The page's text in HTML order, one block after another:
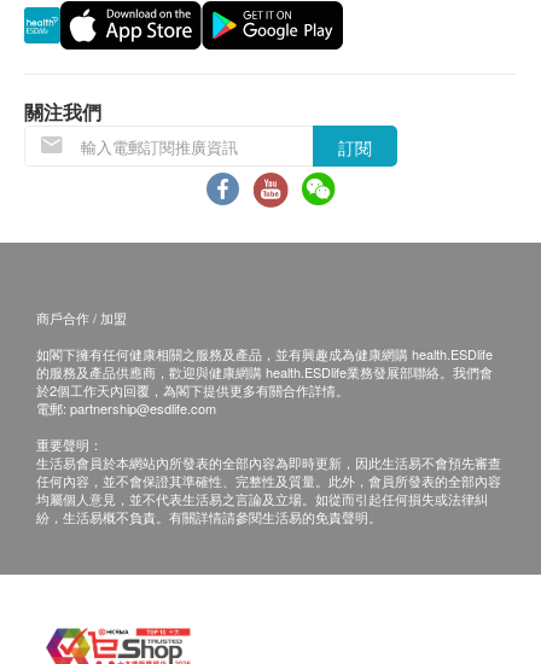
送貨條款：
購買 Altech Computer System Ltd 產品總額滿
HK$500需附加HK$50運費。
偏遠地區需收取附加費:
東涌、機場及馬灣 HK$150
代理商不提供送貨服務到島嶼地區，如南丫島、長洲及
如送貨地點沒有升降機而需步行樓梯搬運上樓,首3級樓
行15級或以下當壹層計算。)
我們將於確定訂單後3-7個工作天內安排發貨。
送貨時間為星期一至五上午 11 時至下午 6 時，(星期六
/ 日 及公眾假期除外)
不排除運送時間會因節日而有所影響。當八號烈風訊號
懸掛或黑色暴雨警告生效時，送貨服務時間將會延遲。
所有訂單須視乎相關貨品的供應情況再作最後確認。倘
品，健康網購health.ESDlife有權拒絕接受該訂單，並
關注我們
訂閱
商戶合作 / 加盟
如閣下擁有任何健康相關之服務及產品，並有興趣成為健康網購 health.ESDlife
的服務及產品供應商，歡迎與健康網購 health.ESDlife業務發展部聯絡。我們會
於2個工作天內回覆，為閣下提供更多有關合作詳情。
電郵: partnership@esdlife.com
重要聲明：
生活易會員於本網站內所發表的全部內容為即時更新，因此生活易不會預先審查
任何內容，並不會保證其準確性、完整性及質量。此外，會員所發表的全部內容
均屬個人意見，並不代表生活易之言論及立場。如從而引起任何損失或法律糾
紛，生活易概不負責。有關詳情請參閱生活易的免責聲明。